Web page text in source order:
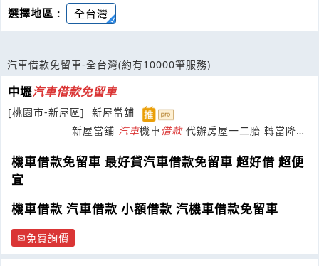
選擇地區 : 全台灣
汽車借款免留車-全台灣(約有10000筆服務)
中壢汽車借款免留車
[桃園市-新屋區]
新屋當舖
新屋當舖 汽車機車借款代辦房屋一二胎 轉當降
機車借款免留車 最好貸汽車借款免留車 超好借 超便
宜
機車借款 汽車借款 小額借款 汽機車借款免留車
免費詢價